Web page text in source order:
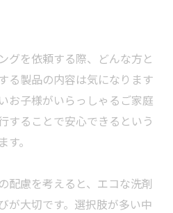
グを依頼する際、どんな方と
る製品の内容は気になります
お子様がいらっしゃるご家庭
することで安心できるという
。
配慮を考えると、エコな洗剤
が大切です。選択肢が多い中